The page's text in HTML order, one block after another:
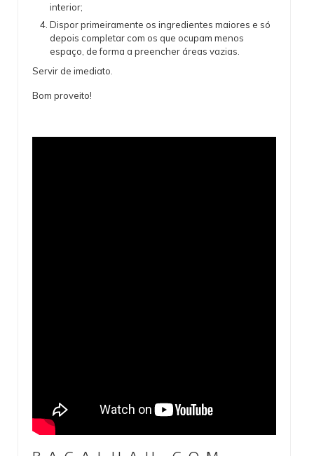
interior;
Dispor primeiramente os ingredientes maiores e só
depois completar com os que ocupam menos
espaço, de forma a preencher áreas vazias.
Servir de imediato.
Bom proveito!